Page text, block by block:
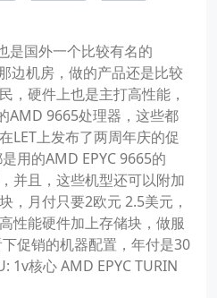
是国外一个比较有名的
边机房，做的产品还是比较
，硬件上也是主打高性能，
AMD 9665处理器，这些都
LET上发布了两周年庆的促
用的AMD EPYC 9665的
并且，这些机型还可以附加
，月付只要2欧元 2.5美元，
性能硬件加上存储块，做服
促销的机器配置，年付是30
1v核心 AMD EPYC TURIN